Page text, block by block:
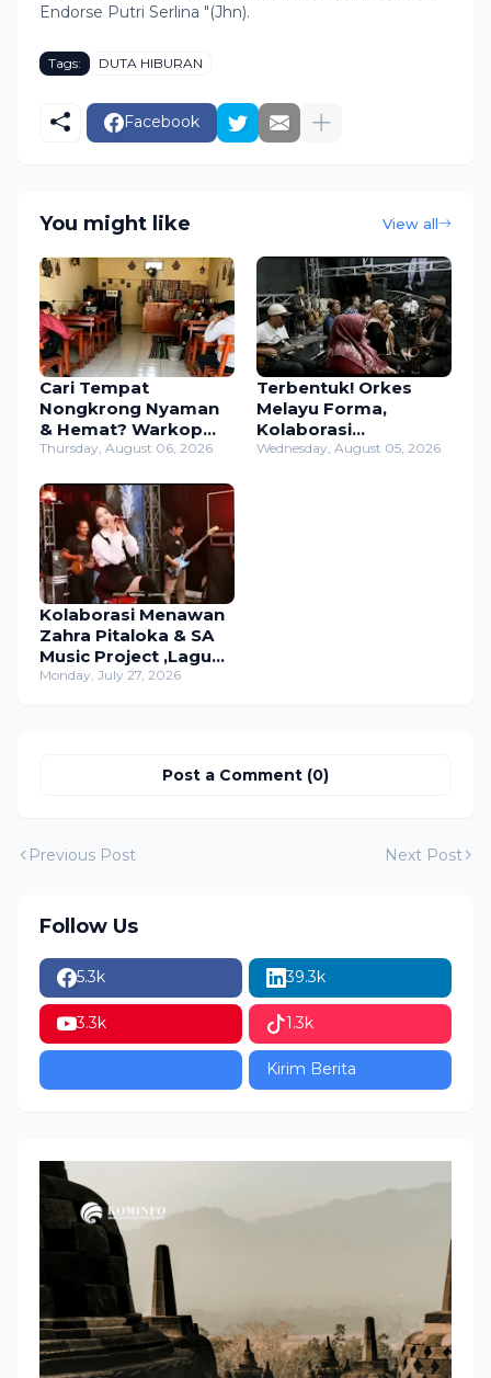
Endorse Putri Serlina "(Jhn).
Tags: DUTA HIBURAN
Facebook
You might like View all
Cari Tempat
Nongkrong Nyaman
& Hemat? Warkop
Mama di Pasar Sasap
Thursday, August 06, 2026
Terbentuk! Orkes
Melayu Forma,
Kolaborasi
Legendaris Musisi
Wednesday, August 05, 2026
Kolaborasi Menawan
Zahra Pitaloka & SA
Music Project ,Lagu
"Aduhai"Tembus
Monday, July 27, 2026
Post a Comment (0)
Previous Post Next Post
Follow Us
5.3k 39.3k
3.3k 1.3k
Kirim Berita